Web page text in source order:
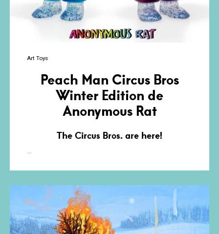
Art Toys
Peach Man Circus Bros
Winter Edition de
Anonymous Rat
The Circus Bros. are here!
…
Circus
Bros
Winter
Edition
de
Anonymous